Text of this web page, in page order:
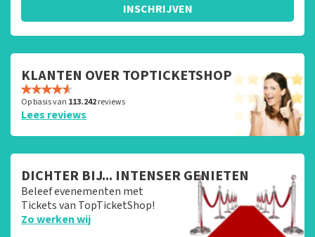
INSCHRIJVEN
KLANTEN OVER TOPTICKETSHOP
Op basis van 113.242reviews
Lees reviews
DICHTER BIJ... INTENSER GENIETEN
Beleef evenementen met
Tickets van TopTicketShop!
Zo werken wij